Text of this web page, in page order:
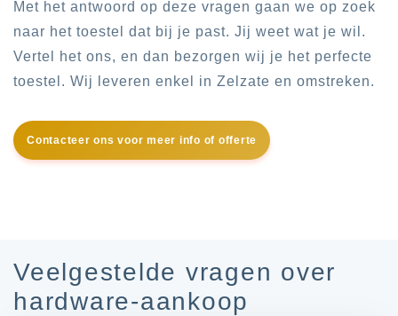
Met het antwoord op deze vragen gaan we op zoek
naar het toestel dat bij je past. Jij weet wat je wil.
Vertel het ons, en dan bezorgen wij je het perfecte
toestel. Wij leveren enkel in Zelzate en omstreken.
Contacteer ons voor meer info of offerte
Veelgestelde vragen over
hardware-aankoop